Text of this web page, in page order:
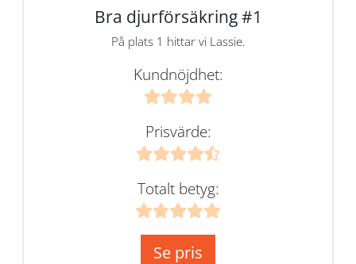
Bra djurförsäkring #1
På plats 1 hittar vi Lassie.
Kundnöjdhet:
Prisvärde:
Totalt betyg:
Se pris